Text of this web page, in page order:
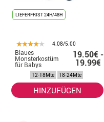
LIEFERFRIST 24H/48H
4.08/5.00
Blaues
Monsterkostüm
für Babys
19.50€ -
19.99€
12-18Mte 18-24Mte
HINZUFÜGEN